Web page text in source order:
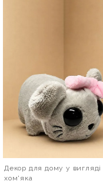
Декор для дому у вигляді
хом'яка